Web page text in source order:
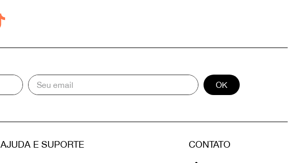
OK
AJUDA E SUPORTE CONTATO